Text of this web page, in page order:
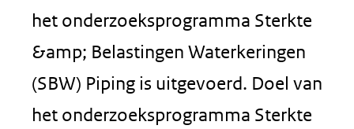
het onderzoeksprogramma Sterkte
&amp; Belastingen Waterkeringen
(SBW) Piping is uitgevoerd. Doel van
het onderzoeksprogramma Sterkte